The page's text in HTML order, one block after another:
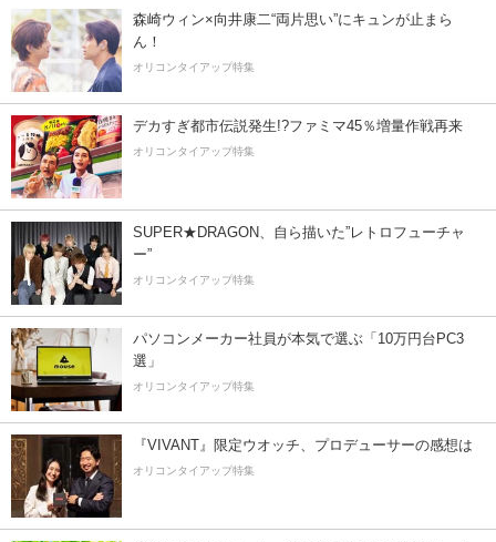
森崎ウィン×向井康二“両片思い”にキュンが止まら
ん！
オリコンタイアップ特集
デカすぎ都市伝説発生!?ファミマ45％増量作戦再来
オリコンタイアップ特集
SUPER★DRAGON、自ら描いた”レトロフューチャ
ー”
オリコンタイアップ特集
パソコンメーカー社員が本気で選ぶ「10万円台PC3
選」
オリコンタイアップ特集
『VIVANT』限定ウオッチ、プロデューサーの感想は
オリコンタイアップ特集